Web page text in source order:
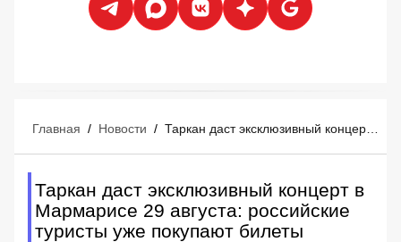
Главная / Новости /
Таркан даст эксклюзивный концерт в
Мармарисе 29 августа: российские
туристы уже покупают билеты